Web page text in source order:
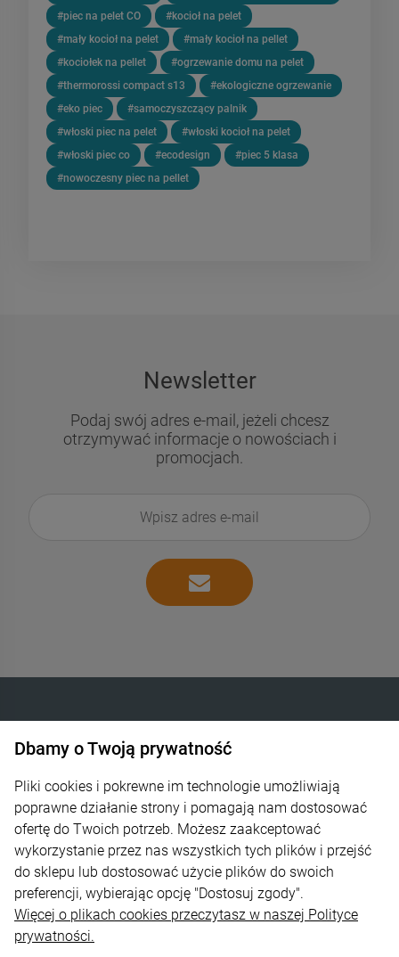
#piec na pelet CO
#kocioł na pelet
#mały kocioł na pelet
#mały kocioł na pellet
#kociołek na pellet
#ogrzewanie domu na pelet
#thermorossi compact s13
#ekologiczne ogrzewanie
#eko piec
#samoczyszczący palnik
#włoski piec na pelet
#włoski kocioł na pelet
#włoski piec co
#ecodesign
#piec 5 klasa
#nowoczesny piec na pellet
Newsletter
Podaj swój adres e-mail, jeżeli chcesz
otrzymywać informacje o nowościach i
promocjach.
INTELIGENTNE OGRZEWANIE SP. Z O.O.
Góra Libertowska 24
30-444 Kraków
600 373 809
sklep@zagrzej.pl
Dbamy o Twoją prywatność
Pliki cookies i pokrewne im technologie umożliwiają
poprawne działanie strony i pomagają nam dostosować
ofertę do Twoich potrzeb. Możesz zaakceptować
wykorzystanie przez nas wszystkich tych plików i przejść
do sklepu lub dostosować użycie plików do swoich
preferencji, wybierając opcję "Dostosuj zgody".
Więcej o plikach cookies przeczytasz w naszej Polityce
prywatności.